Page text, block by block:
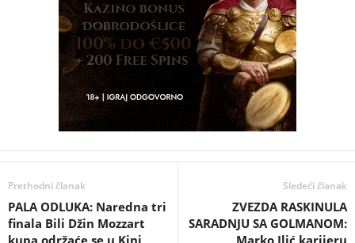
Prethodni članak
PALA ODLUKA: Naredna tri
finala Bili Džin Mozzart
Sledeći članak
ZVEZDA RASKINULA
SARADNJU SA GOLMANOM: